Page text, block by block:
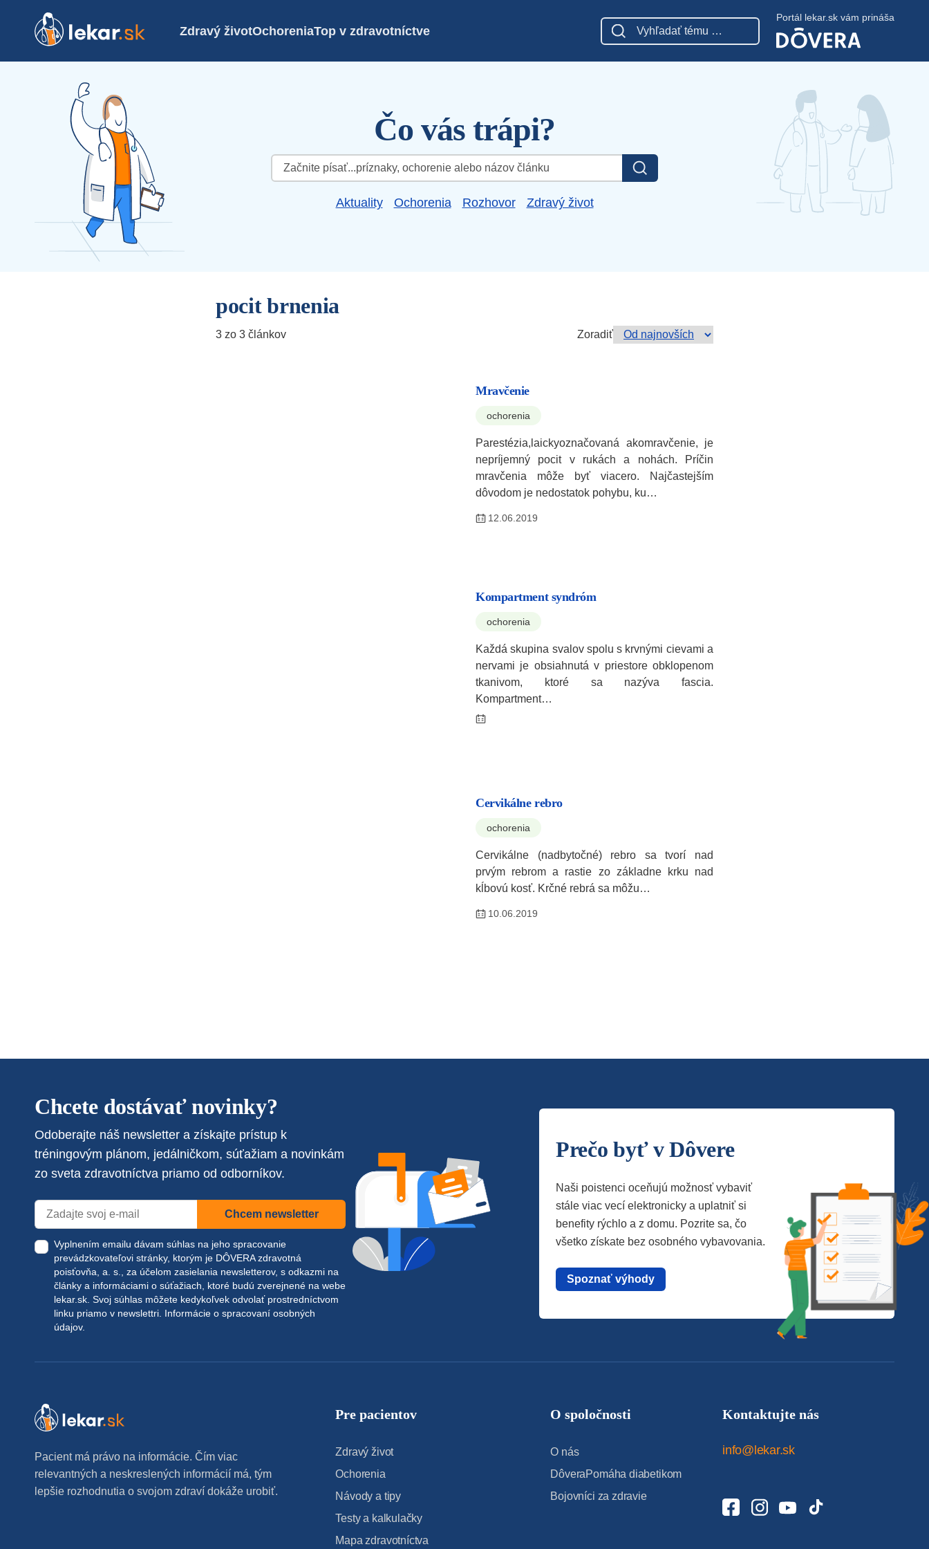
Zdravý životOchoreniaTop v zdravotníctve
Portál lekar.sk vám prináša
Čo vás trápi?
Hľadať:
Aktuality Ochorenia Rozhovor Zdravý život
pocit brnenia
3 zo 3 článkov Zoradiť
Mravčenie
ochorenia
Parestézia,laickyoznačovaná akomravčenie, je
nepríjemný pocit v rukách a nohách. Príčin
mravčenia môže byť viacero. Najčastejším
dôvodom je nedostatok pohybu, ku…
12.06.2019
Kompartment syndróm
ochorenia
Každá skupina svalov spolu s krvnými cievami a
nervami je obsiahnutá v priestore obklopenom
tkanivom, ktoré sa nazýva fascia.
Kompartment…
Cervikálne rebro
ochorenia
Cervikálne (nadbytočné) rebro sa tvorí nad
prvým rebrom a rastie zo základne krku nad
kĺbovú kosť. Krčné rebrá sa môžu…
10.06.2019
Chcete dostávať novinky?
Odoberajte náš newsletter a získajte prístup k
tréningovým plánom, jedálničkom, súťažiam a novinkám
zo sveta zdravotníctva priamo od odborníkov.
Chcem newsletter
Vyplnením emailu dávam súhlas na jeho spracovanie
prevádzkovateľovi stránky, ktorým je DÔVERA zdravotná
poisťovňa, a. s., za účelom zasielania newsletterov, s odkazmi na
články a informáciami o súťažiach, ktoré budú zverejnené na webe
lekar.sk . Svoj súhlas môžete kedykoľvek odvolať prostredníctvom
linku priamo v newslettri. Informácie o spracovaní osobných
údajov.
Prečo byť v Dôvere
Naši poistenci oceňujú možnosť vybaviť
stále viac vecí elektronicky a uplatniť si
benefity rýchlo a z domu. Pozrite sa, čo
všetko získate bez osobného vybavovania.
Spoznať výhody
Pacient má právo na informácie. Čím viac
relevantných a neskreslených informácií má, tým
lepšie rozhodnutia o svojom zdraví dokáže urobiť.
Pre pacientov
Zdravý život
Ochorenia
Návody a tipy
Testy a kalkulačky
Mapa zdravotníctva
O spoločnosti
O nás
DôveraPomáha diabetikom
Bojovníci za zdravie
Kontaktujte nás
info@lekar.sk